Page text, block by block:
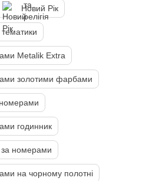
Новий Рік
тематики
Metalik Extra
золотими фарбами
номерами
годинник
за номерами
на чорному полотні